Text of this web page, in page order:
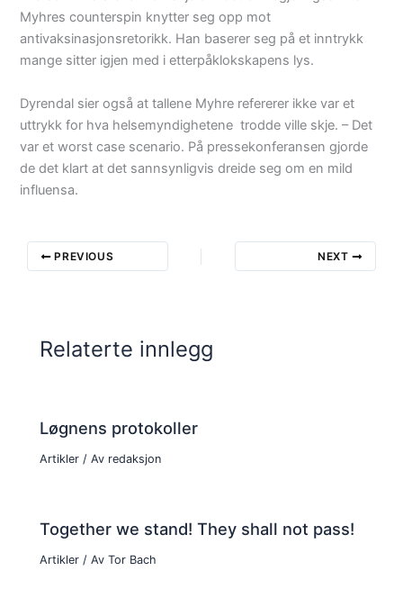
Myhres counterspin knytter seg opp mot
antivaksinasjonsretorikk. Han baserer seg på et inntrykk
mange sitter igjen med i etterpåklokskapens lys.
Dyrendal sier også at tallene Myhre refererer ikke var et
uttrykk for hva helsemyndighetene trodde ville skje. – Det
var et worst case scenario. På pressekonferansen gjorde
de det klart at det sannsynligvis dreide seg om en mild
influensa.
PREVIOUS NEXT
Relaterte innlegg
Løgnens protokoller
Artikler / Av redaksjon
Together we stand! They shall not pass!
Artikler / Av Tor Bach